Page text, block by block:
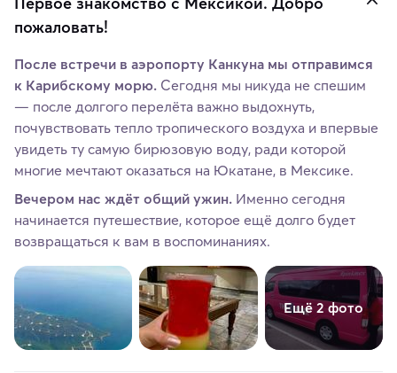
пожаловать!
После встречи в аэропорту Канкуна мы отправимся
к Карибскому морю. Сегодня мы никуда не спешим
— после долгого перелёта важно выдохнуть,
почувствовать тепло тропического воздуха и впервые
увидеть ту самую бирюзовую воду, ради которой
многие мечтают оказаться на Юкатане, в Мексике.
Вечером нас ждёт общий ужин. Именно сегодня
начинается путешествие, которое ещё долго будет
возвращаться к вам в воспоминаниях.
Ещё 2 фото